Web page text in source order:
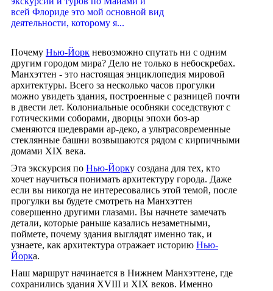
Почему Нью-Йорк невозможно спутать ни с одним
другим городом мира? Дело не только в небоскребах.
Манхэттен - это настоящая энциклопедия мировой
архитектуры. Всего за несколько часов прогулки
можно увидеть здания, построенные с разницей почти
в двести лет. Колониальные особняки соседствуют с
готическими соборами, дворцы эпохи боз-ар
сменяются шедеврами ар-деко, а ультрасовременные
стеклянные башни возвышаются рядом с кирпичными
домами XIX века.
Эта экскурсия по Нью-Йорку создана для тех, кто
хочет научиться понимать архитектуру города. Даже
если вы никогда не интересовались этой темой, после
прогулки вы будете смотреть на Манхэттен
совершенно другими глазами. Вы начнете замечать
детали, которые раньше казались незаметными,
поймете, почему здания выглядят именно так, и
узнаете, как архитектура отражает историю Нью-
Йорка.
Наш маршрут начинается в Нижнем Манхэттене, где
сохранились здания XVIII и XIX веков. Именно
всей Флориде это мой основной вид
деятельности, которому я...